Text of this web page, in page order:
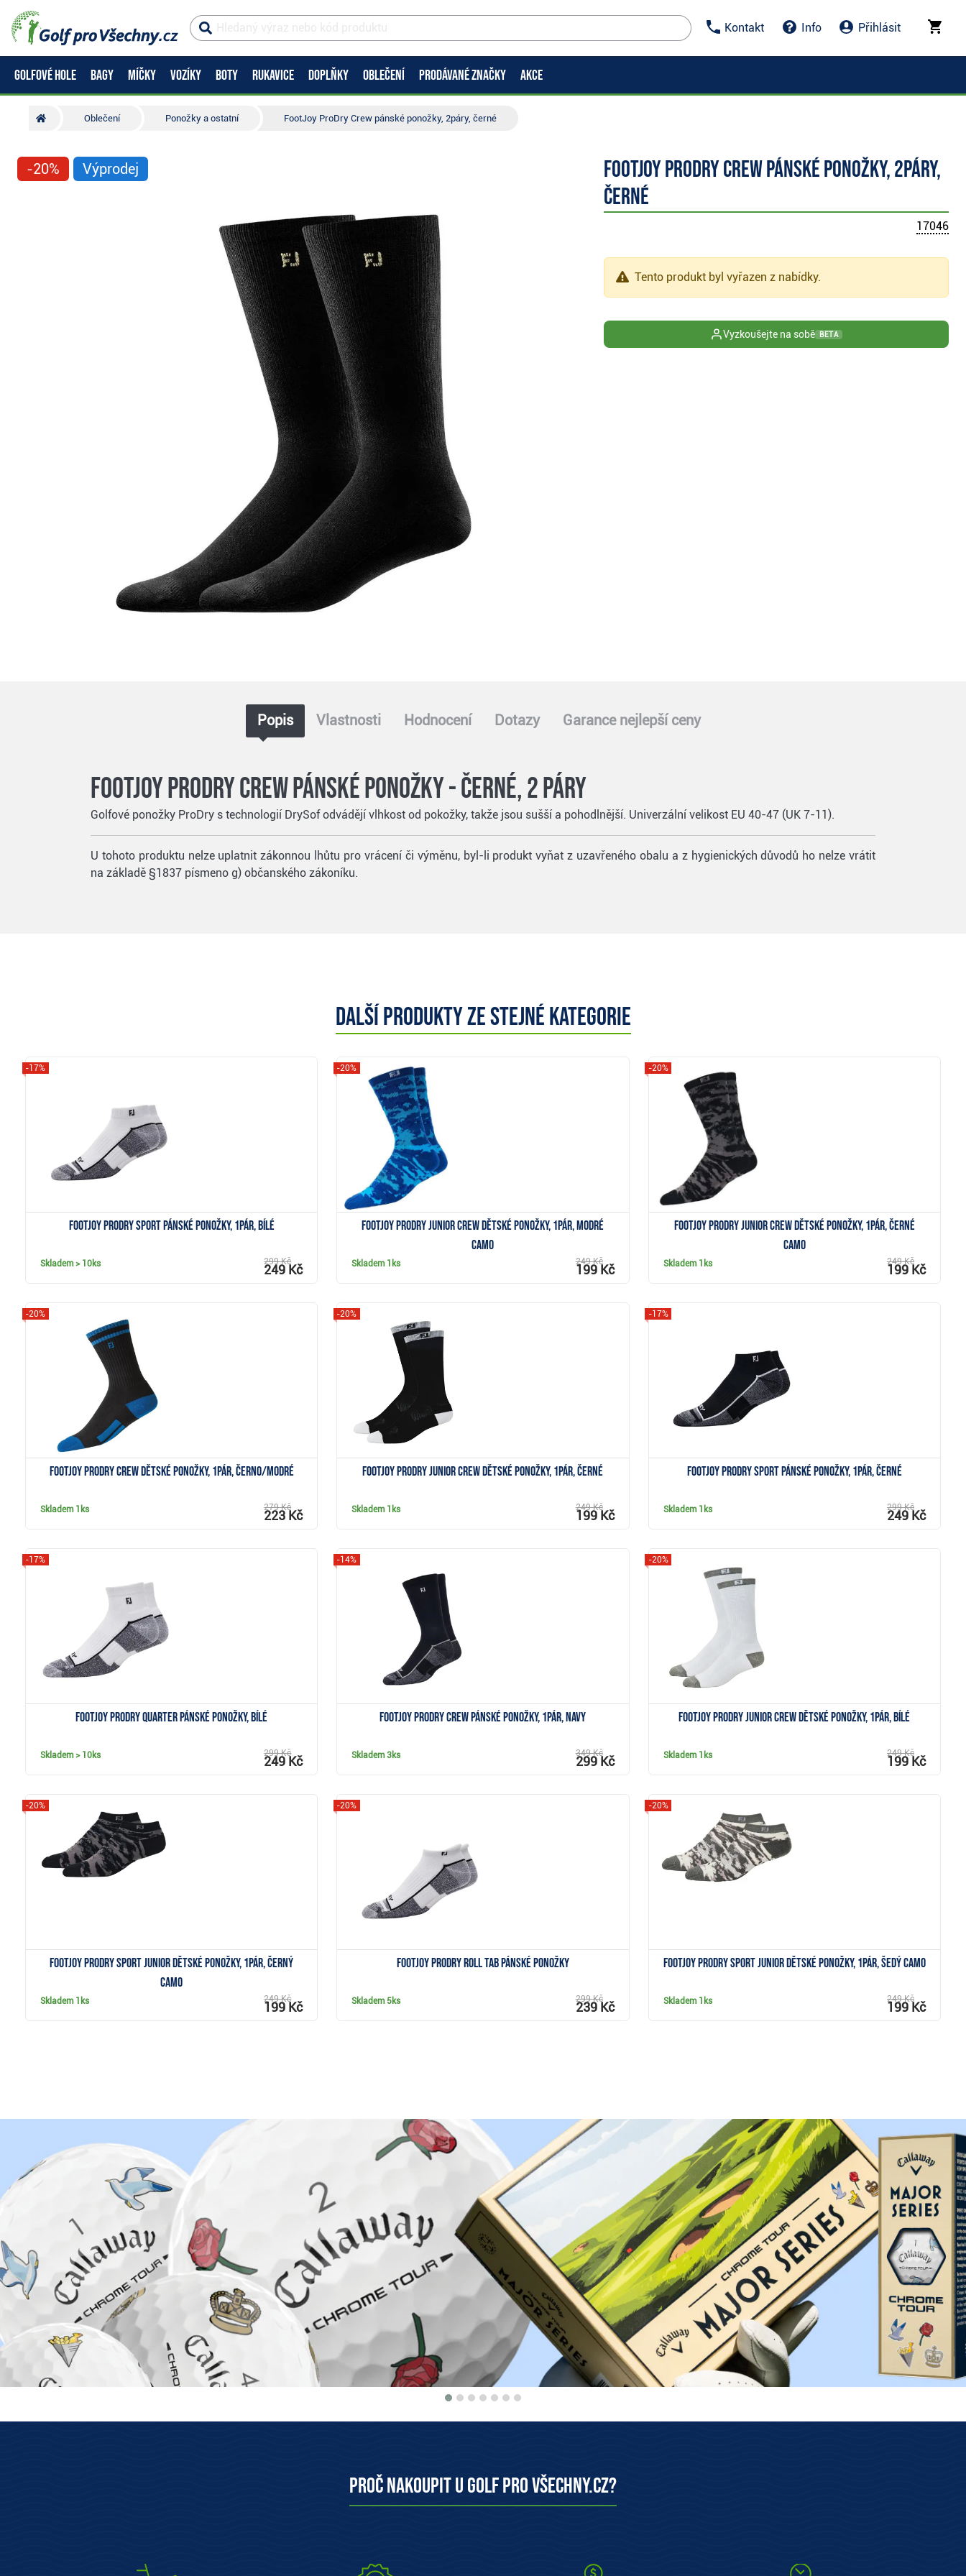
Kontakt Info Přihlásit
GOLFOVÉ HOLE BAGY MÍČKY VOZÍKY BOTY RUKAVICE DOPLŇKY OBLEČENÍ PRODÁVANÉ ZNAČKY AKCE
Oblečení Ponožky a ostatní FootJoy ProDry Crew pánské ponožky, 2páry, černé
-20% Výprodej
FootJoy ProDry Crew pánské ponožky, 2páry,
černé
17046
Tento produkt byl vyřazen z nabídky.
Vyzkoušejte na sobě BETA
Popis Vlastnosti Hodnocení Dotazy Garance nejlepší ceny
FootJoy ProDry Crew pánské ponožky - černé, 2 páry
Golfové ponožky ProDry s technologií DrySof odvádějí vlhkost od pokožky, takže jsou sušší a pohodlnější. Univerzální velikost EU 40-47 (UK 7-11).
U tohoto produktu nelze uplatnit zákonnou lhůtu pro vrácení či výměnu, byl-li produkt vyňat z uzavřeného obalu a z hygienických důvodů ho nelze vrátit
na základě §1837 písmeno g) občanského zákoníku.
Další produkty ze stejné kategorie
FootJoy ProDry Sport pánské ponožky, 1pár, bílé
-17%
Skladem> 10ks 299 Kč
249 Kč
FootJoy ProDry Junior Crew dětské ponožky, 1pár, modré
camo
-20%
Skladem 1ks 249 Kč
199 Kč
FootJoy ProDry Junior Crew dětské ponožky, 1pár, černé
camo
-20%
Skladem 1ks 249 Kč
199 Kč
FootJoy ProDry Crew dětské ponožky, 1pár, černo/modré
-20%
Skladem 1ks 279 Kč
223 Kč
FootJoy ProDry Junior Crew dětské ponožky, 1pár, černé
-20%
Skladem 1ks 249 Kč
199 Kč
FootJoy ProDry Sport pánské ponožky, 1pár, černé
-17%
Skladem 1ks 299 Kč
249 Kč
FootJoy ProDry Quarter pánské ponožky, bílé
-17%
Skladem> 10ks 299 Kč
249 Kč
Zobrazit
FootJoy ProDry Crew pánské ponožky, 1pár, navy
-14%
Skladem3ks 349 Kč
299 Kč
FootJoy ProDry Junior Crew dětské ponožky, 1pár, bílé
-20%
Skladem 1ks 249 Kč
199 Kč
FootJoy ProDry Sport Junior dětské ponožky, 1pár, černý
camo
-20%
Skladem 1ks 249 Kč
199 Kč
Zobrazit
FootJoy ProDry Roll Tab pánské ponožky
-20%
Skladem 5ks 299 Kč
239 Kč
FootJoy ProDry Sport Junior dětské ponožky, 1pár, šedý camo
-20%
Skladem 1ks 249 Kč
199 Kč
Zobrazit
Proč nakoupit u Golf pro všechny.cz?